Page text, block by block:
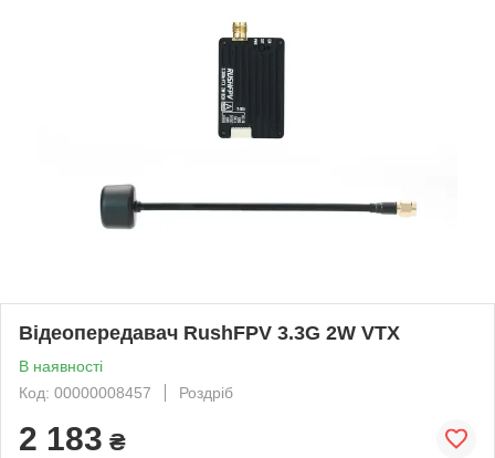
Відеопередавач RushFPV 3.3G 2W VTX
В наявності
Код: 00000008457
Роздріб
2 183 ₴